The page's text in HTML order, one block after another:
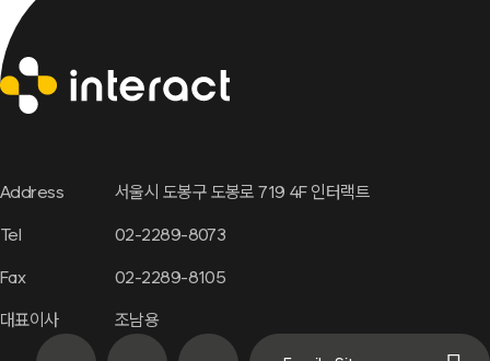
Address 서울시 도봉구 도봉로 719 4F 인터랙트
Tel 02-2289-8073
Fax 02-2289-8105
대표이사 조남용